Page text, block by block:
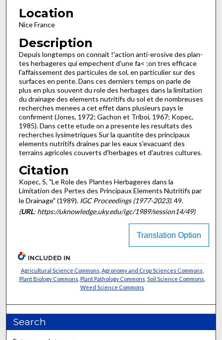
Location
Nice France
Description
Depuis longtemps on connait !'action anti-erosive des plan­
tes herbageres qui empechent d'une fa< ;on tres efficace
l'affais­sement des particules de sol, en particulier sur des
surfaces en pente. Dans ces derniers temps on parle de
plus en plus souvent du role des herbages dans la limitation
du drainage des elements nutritifs du sol et de nombreuses
recherches menees a cet effet dans plusieurs pays le
confirment (Jones, 1972; Gachon et Tri­boi, 1967; Kopec,
1985). Dans cette etude on a presente les resultats des
recherches lysimetriques Sur la quantite des principaux
elements nutritifs draines par les eaux s'evacuant des
terrains agricoles couverts d'herbages et d'autres cultures.
Citation
Kopec, S, "Le Role des Plantes Herbageres dans la
Limitation des Pertes des Principaux Elements Nutritifs par
le Drainage" (1989). IGC Proceedings (1977-2023). 49.
(URL: https://uknowledge.uky.edu/igc/1989/session14/49)
Translation Option
INCLUDED IN
Agricultural Science Commons Agronomy and Crop Sciences Commons
Plant Biology Commons Plant Pathology Commons Soil Science Commons
Weed Science Commons
Search